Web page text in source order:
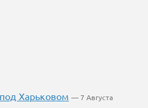
Харьковом — 7 Августа